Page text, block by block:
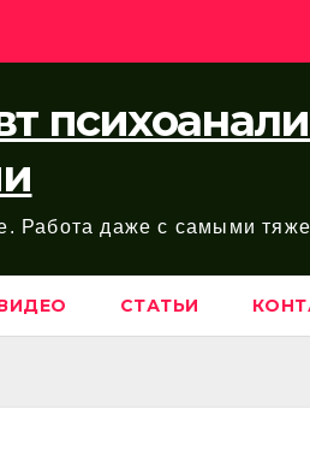
Работа даже с самыми
СТАТЬИ